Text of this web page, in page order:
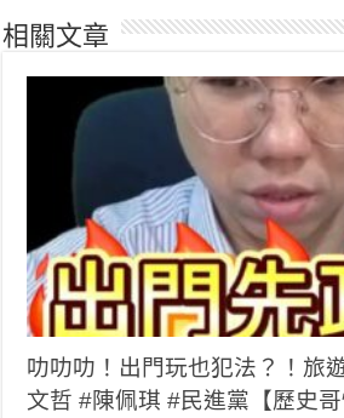
相關文章
叻叻叻！出門玩也犯法？！旅
文哲 #陳佩琪 #民進黨【歷史